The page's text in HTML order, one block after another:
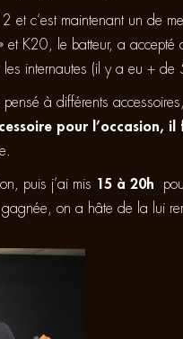
et c’est maintenant un de
et K20, le batteur, a
internautes (il y a eu +
à différents
pour l’occasion,
puis j’ai mis 15 à 20h
on a hâte de la lui